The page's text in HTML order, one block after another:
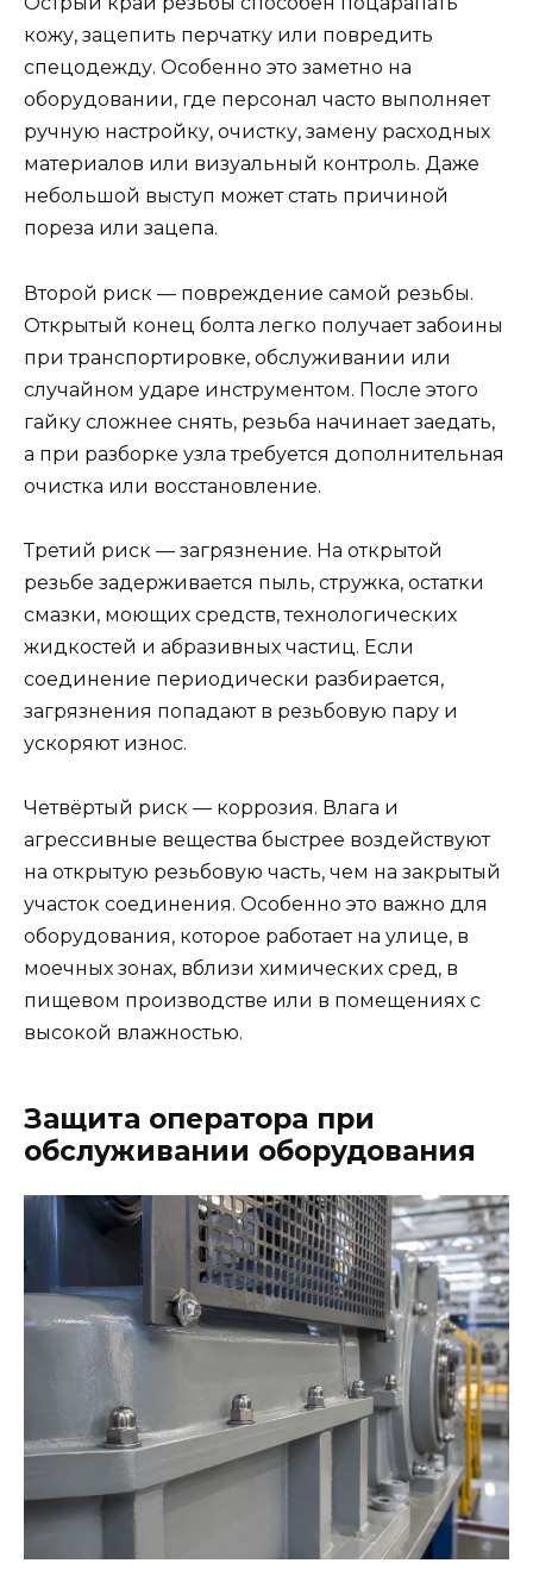
кожу, зацепить перчатку или повредить
спецодежду. Особенно это заметно на
оборудовании, где персонал часто выполняет
ручную настройку, очистку, замену расходных
материалов или визуальный контроль. Даже
небольшой выступ может стать причиной
пореза или зацепа.
Второй риск — повреждение самой резьбы.
Открытый конец болта легко получает забоины
при транспортировке, обслуживании или
случайном ударе инструментом. После этого
гайку сложнее снять, резьба начинает заедать,
а при разборке узла требуется дополнительная
очистка или восстановление.
Третий риск — загрязнение. На открытой
резьбе задерживается пыль, стружка, остатки
смазки, моющих средств, технологических
жидкостей и абразивных частиц. Если
соединение периодически разбирается,
загрязнения попадают в резьбовую пару и
ускоряют износ.
Четвёртый риск — коррозия. Влага и
агрессивные вещества быстрее воздействуют
на открытую резьбовую часть, чем на закрытый
участок соединения. Особенно это важно для
оборудования, которое работает на улице, в
моечных зонах, вблизи химических сред, в
пищевом производстве или в помещениях с
высокой влажностью.
Защита оператора при
обслуживании оборудования